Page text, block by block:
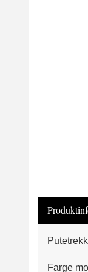
Farge